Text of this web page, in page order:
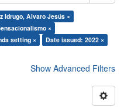
Idrugo, Alvaro Jesús ×
×
setting ×
Date issued: 2022 ×
Show Advanced Filters